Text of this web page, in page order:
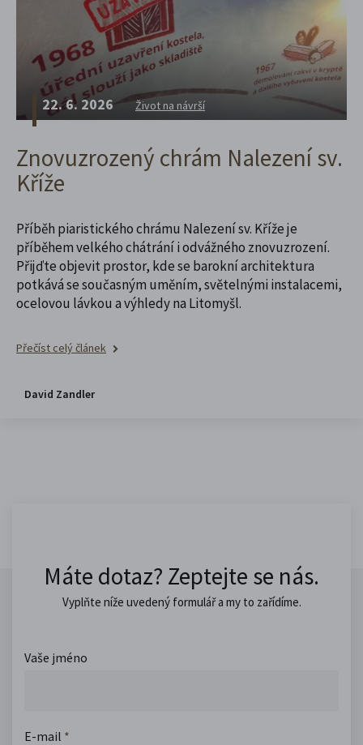
22. 6. 2026 Život na návrší
Znovuzrozený chrám Nalezení sv.
Kříže
Příběh piaristického chrámu Nalezení sv. Kříže je
příběhem velkého chátrání i odvážného znovuzrození.
Přijďte objevit prostor, kde se barokní architektura
potkává se současným uměním, světelnými instalacemi,
ocelovou lávkou a výhledy na Litomyšl.
Přečíst celý článek
David Zandler
Máte dotaz? Zeptejte se nás.
Vyplňte níže uvedený formulář a my to zařídíme.
Vaše jméno
E-mail *